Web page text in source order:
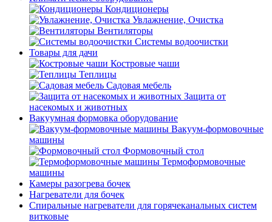
Кондиционеры
Увлажнение, Очистка
Вентиляторы
Системы водоочистки
Товары для дачи
Костровые чаши
Теплицы
Садовая мебель
Защита от
насекомых и животных
Вакуумная формовка оборудование
Вакуум-формовочные
машины
Формовочный стол
Термоформовочные
машины
Камеры разогрева бочек
Нагреватели для бочек
Спиральные нагреватели для горячеканальных систем
витковые